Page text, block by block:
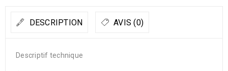
DESCRIPTION AVIS (0)
Descriptif technique